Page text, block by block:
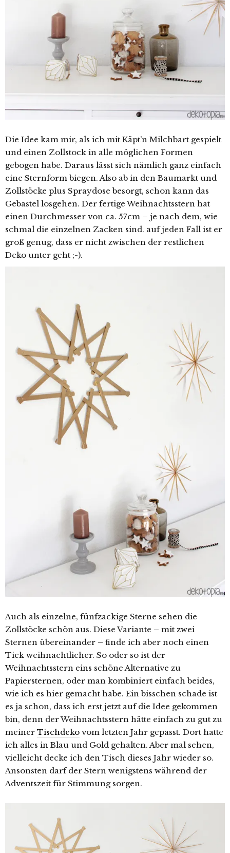
Die Idee kam mir, als ich mit Käpt’n Milchbart gespielt
und einen Zollstock in alle möglichen Formen
gebogen habe. Daraus lässt sich nämlich ganz einfach
eine Sternform biegen. Also ab in den Baumarkt und
Zollstöcke plus Spraydose besorgt, schon kann das
Gebastel losgehen. Der fertige Weihnachtsstern hat
einen Durchmesser von ca. 57cm – je nach dem, wie
schmal die einzelnen Zacken sind. auf jeden Fall ist er
groß genug, dass er nicht zwischen der restlichen
Deko unter geht ;-).
Auch als einzelne, fünfzackige Sterne sehen die
Zollstöcke schön aus. Diese Variante – mit zwei
Sternen übereinander – finde ich aber noch einen
Tick weihnachtlicher. So oder so ist der
Weihnachtsstern eins schöne Alternative zu
Papiersternen, oder man kombiniert einfach beides,
wie ich es hier gemacht habe. Ein bisschen schade ist
es ja schon, dass ich erst jetzt auf die Idee gekommen
bin, denn der Weihnachtsstern hätte einfach zu gut zu
meiner Tischdeko vom letzten Jahr gepasst. Dort hatte
ich alles in Blau und Gold gehalten. Aber mal sehen,
vielleicht decke ich den Tisch dieses Jahr wieder so.
Ansonsten darf der Stern wenigstens während der
Adventszeit für Stimmung sorgen.